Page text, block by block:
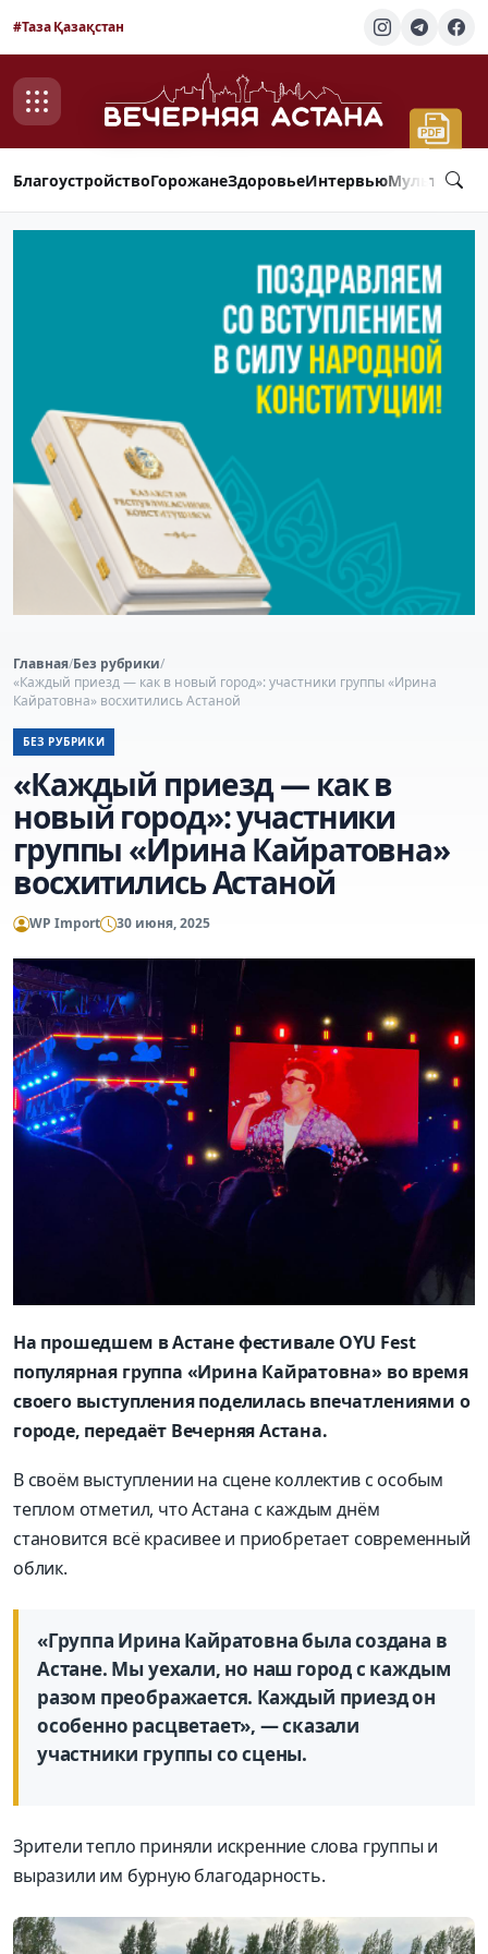
#Таза Қазақстан
БлагоустройствоГорожанеЗдоровьеИнтервью
Главная/Без рубрики/
«Каждый приезд — как в новый город»: участники группы «Ирина
Кайратовна» восхитились Астаной
БЕЗ РУБРИКИ
«Каждый приезд — как в
новый город»: участники
группы «Ирина Кайратовна»
восхитились Астаной
WP Import 30 июня, 2025
На прошедшем в Астане фестивале OYU Fest
популярная группа «Ирина Кайратовна» во время
своего выступления поделилась впечатлениями о
городе, передаёт Вечерняя Астана.
В своём выступлении на сцене коллектив с особым
теплом отметил, что Астана с каждым днём
становится всё красивее и приобретает современный
облик.
«Группа Ирина Кайратовна была создана в
Астане. Мы уехали, но наш город с каждым
разом преображается. Каждый приезд он
особенно расцветает», — сказали
участники группы со сцены.
Зрители тепло приняли искренние слова группы и
выразили им бурную благодарность.